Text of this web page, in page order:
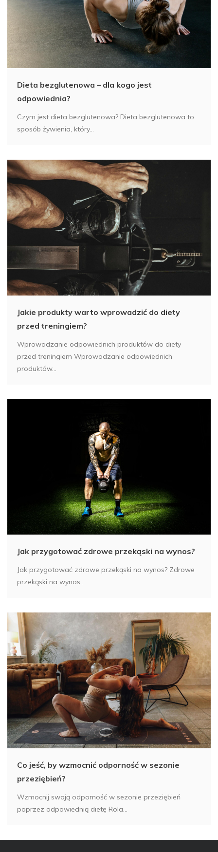
Dieta bezglutenowa – dla kogo jest
odpowiednia?
Czym jest dieta bezglutenowa? Dieta bezglutenowa to
sposób żywienia, który...
Jakie produkty warto wprowadzić do diety
przed treningiem?
Wprowadzanie odpowiednich produktów do diety
przed treningiem Wprowadzanie odpowiednich
produktów...
Jak przygotować zdrowe przekąski na wynos?
Jak przygotować zdrowe przekąski na wynos? Zdrowe
przekąski na wynos...
Co jeść, by wzmocnić odporność w sezonie
przeziębień?
Wzmocnij swoją odporność w sezonie przeziębień
poprzez odpowiednią dietę Rola...